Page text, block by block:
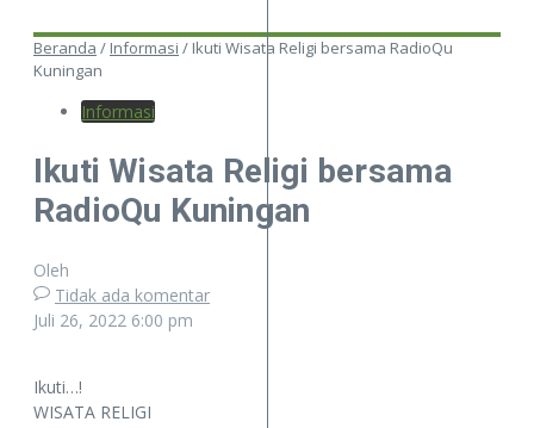
Beranda / Informasi / Ikuti Wisata Religi bersama RadioQu
Kuningan
Informasi
Ikuti Wisata Religi bersama
RadioQu Kuningan
Oleh
Tidak ada komentar
Juli 26, 2022 6:00 pm
Ikuti…!
WISATA RELIGI